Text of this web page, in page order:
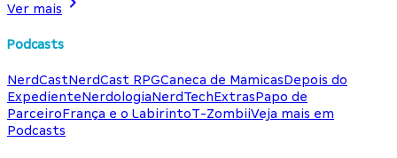
Ver mais
Podcasts
NerdCastNerdCast RPGCaneca de MamicasDepois do
ExpedienteNerdologiaNerdTechExtrasPapo de
ParceiroFrança e o LabirintoT-ZombiiVeja mais em
Podcasts